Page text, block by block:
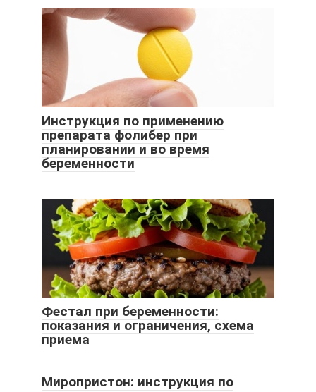
Инструкция по применению
препарата фолибер при
планировании и во время
беременности
Фестал при беременности:
показания и ограничения, схема
приема
Миропристон: инструкция по